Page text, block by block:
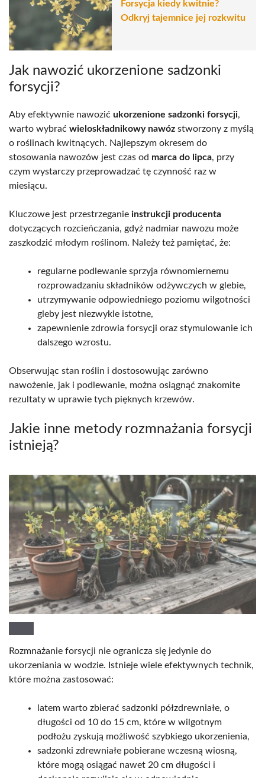
Forsycja kiedy kwitnie?
Odkryj tajemnice jej rozkwitu
Jak nawozić ukorzenione sadzonki
forsycji?
Aby efektywnie nawozić ukorzenione sadzonki forsycji,
warto wybrać wieloskładnikowy nawóz stworzony z myślą
o roślinach kwitnących. Najlepszym okresem do
stosowania nawozów jest czas od marca do lipca, przy
czym wystarczy przeprowadzać tę czynność raz w
miesiącu.
Kluczowe jest przestrzeganie instrukcji producenta
dotyczących rozcieńczania, gdyż nadmiar nawozu może
zaszkodzić młodym roślinom. Należy też pamiętać, że:
regularne podlewanie sprzyja równomiernemu
rozprowadzaniu składników odżywczych w glebie,
utrzymywanie odpowiedniego poziomu wilgotności
gleby jest niezwykle istotne,
zapewnienie zdrowia forsycji oraz stymulowanie ich
dalszego wzrostu.
Obserwując stan roślin i dostosowując zarówno
nawożenie, jak i podlewanie, można osiągnąć znakomite
rezultaty w uprawie tych pięknych krzewów.
Jakie inne metody rozmnażania forsycji
istnieją?
Rozmnażanie forsycji nie ogranicza się jedynie do
ukorzeniania w wodzie. Istnieje wiele efektywnych technik,
które można zastosować:
latem warto zbierać sadzonki półzdrewniałe, o
długości od 10 do 15 cm, które w wilgotnym
podłożu zyskują możliwość szybkiego ukorzenienia,
sadzonki zdrewniałe pobierane wczesną wiosną,
które mogą osiągać nawet 20 cm długości i